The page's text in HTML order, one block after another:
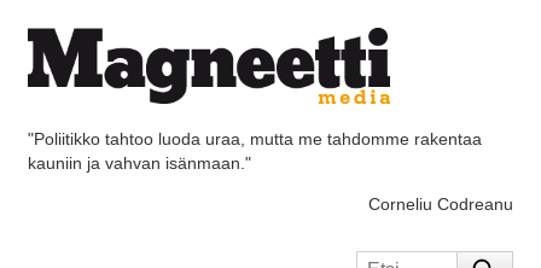
"Poliitikko tahtoo luoda uraa, mutta me tahdomme rakentaa
kauniin ja vahvan isänmaan."
Corneliu Codreanu